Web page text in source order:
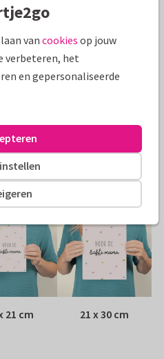
papiersoorten
kaart
21 cm 21 x 30 cm
van cookies op jouw
verbeteren, het
en gepersonaliseerde